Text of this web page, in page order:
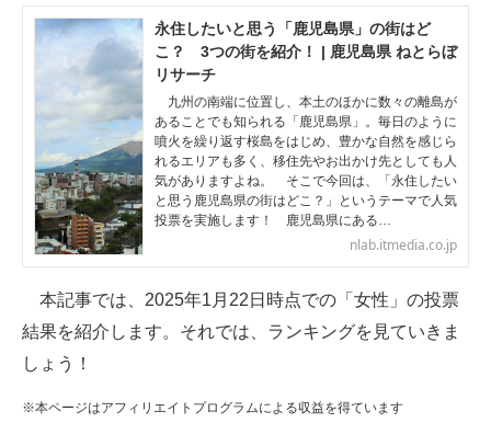
AI活用のいまが分かる
企業ITのトレンドを詳説
経営リーダーのコミュニティ
マーケ×ITの今がよく分かる
ITエンジニア向け専門サイト
企業向けIT製品の総合サイト
IT製品の技術・比較・事例
製造業のIT導入・活用を支援
モノづくり技術者専門サイト
永住したいと思う「鹿児島県」の街はど
こ？ 3つの街を紹介！ | 鹿児島県 ねとらぼ
リサーチ
九州の南端に位置し、本土のほかに数々の離島が
あることでも知られる「鹿児島県」。毎日のように
噴火を繰り返す桜島をはじめ、豊かな自然を感じら
れるエリアも多く、移住先やお出かけ先としても人
気がありますよね。 そこで今回は、「永住したい
と思う鹿児島県の街はどこ？」というテーマで人気
投票を実施します！ 鹿児島県にある…
nlab.itmedia.co.jp
本記事では、2025年1月22日時点での「女性」の投票
結果を紹介します。それでは、ランキングを見ていきま
しょう！
※本ページはアフィリエイトプログラムによる収益を得ています